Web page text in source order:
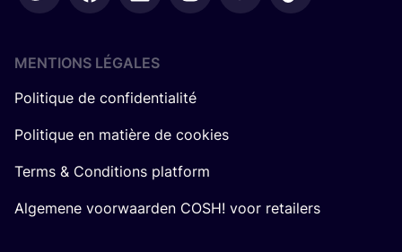
MENTIONS LÉGALES
Politique de confidentialité
Politique en matière de cookies
Terms & Conditions platform
Algemene voorwaarden COSH! voor retailers